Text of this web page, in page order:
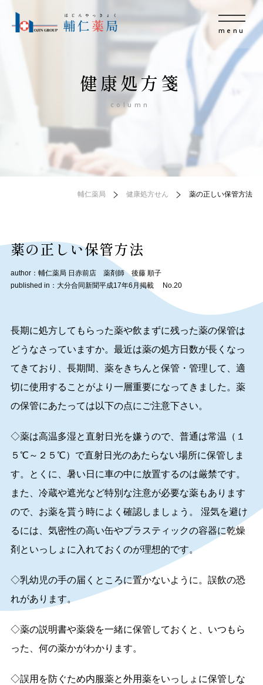
menu
健康処方箋
column
輔仁薬局 健康処方せん 薬の正しい保管方法
薬の正しい保管方法
author：輔仁薬局 日赤前店 薬剤師 後藤 順子
published in：大分合同新聞平成17年6月掲載 No.20
長期に処方してもらった薬や飲まずに残った薬の保管は
どうなさっていますか。最近は薬の処方日数が長くなっ
てきており、長期間、薬をきちんと保管・管理して、適
切に使用することがより一層重要になってきました。薬
の保管にあたっては以下の点にご注意下さい。
◇薬は高温多湿と直射日光を嫌うので、普通は常温（１
５℃～２５℃）で直射日光のあたらない場所に保管しま
す。とくに、暑い日に車の中に放置するのは厳禁です。
また、冷蔵や遮光など特別な注意が必要な薬もあります
ので、お薬を貰う時によく確認しましょう。 湿気を避け
るには、気密性の高い缶やプラスティックの容器に乾燥
剤といっしょに入れておくのが理想的です。
◇乳幼児の手の届くところに置かないように。誤飲の恐
れがあります。
◇薬の説明書や薬袋を一緒に保管しておくと、いつもら
った、何の薬かがわかります。
◇誤用を防ぐため内服薬と外用薬をいっしょに保管しな